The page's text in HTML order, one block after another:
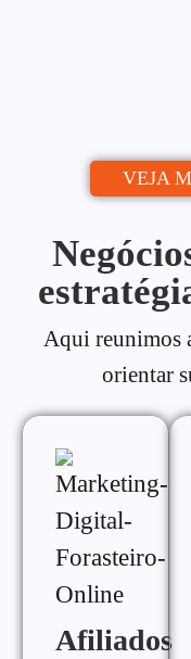
VEJA
Aqui reunimos
orientar
Afiliados